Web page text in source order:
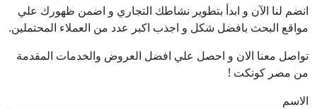
انضم لنا اﻵن و ابدأ بتطوير نشاطك التجاري و اضمن ظهورك علي
مواقع البحث بافضل شكل و اجذب اكبر عدد من العملاء المحتملين.
تواصل معنا الان و احصل علي افضل العروض والخدمات المقدمة
من مصر كونكت !
الاسم